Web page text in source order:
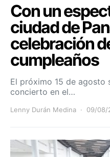
Con un
ciudad de
celebración
cumpleaños
El próximo 15 de agosto
concierto en el…
Lenny Durán Medina 09/08/